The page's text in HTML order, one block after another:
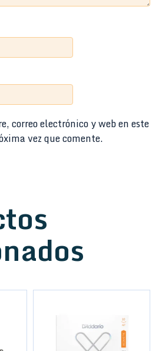
correo electrónico y web en este
vez que comente.